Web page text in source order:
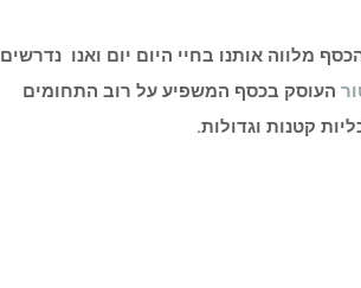
מלווה אותנו בחיי היום יום ואנו נדרשים
העוסק בכסף המשפיע על רוב התחומים
קטנות וגדולות.